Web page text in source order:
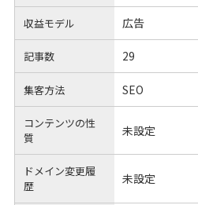
収益モデル 広告
記事数 29
集客方法 SEO
コンテンツの性
質
未設定
ドメイン変更履
歴
未設定